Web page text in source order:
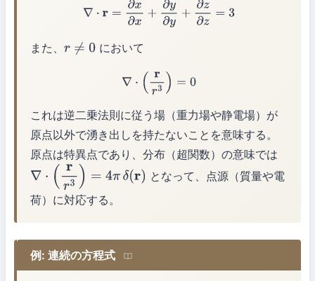
∇⋅ x∂x ∂ ∂y+ ∂ ∂z=
また、r≠0 において
∇⋅ (rr3) = 0
これは逆二乗法則に従う場（重力場や静電場）が
原点以外で湧き出しを持たないことを意味する。
原点は特異点であり、分布（超関数）の意味では
∇⋅ (r r3 )=4 π δ(r )
となって、点源（質量や電
荷）に対応する。
例: 連続の方程式